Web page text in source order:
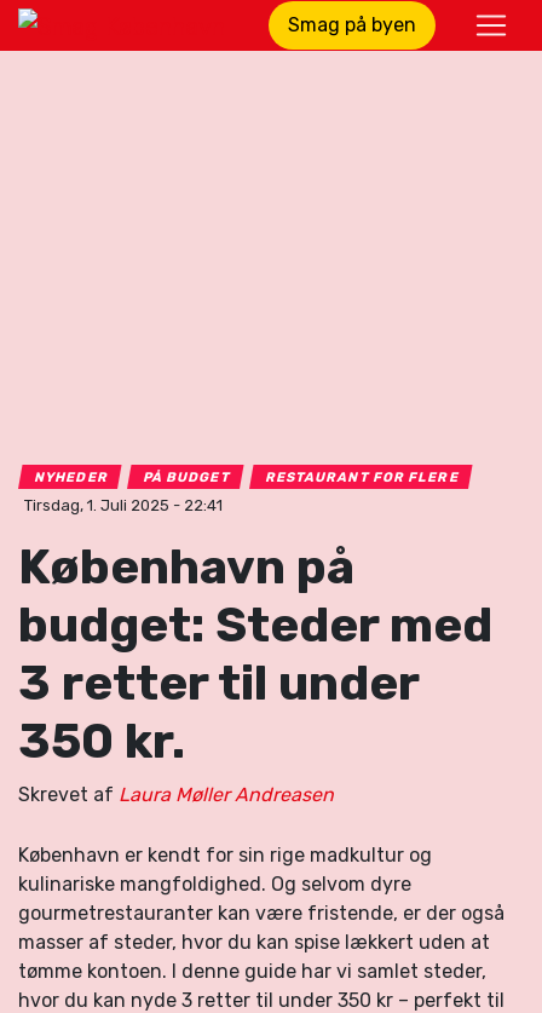
Smag på byen
NYHEDER PÅ BUDGET RESTAURANT FOR FLERE
Tirsdag, 1. Juli 2025 - 22:41
København på
budget: Steder med
3 retter til under
350 kr.
Skrevet af Laura Møller Andreasen
København er kendt for sin rige madkultur og
kulinariske mangfoldighed. Og selvom dyre
gourmetrestauranter kan være fristende, er der også
masser af steder, hvor du kan spise lækkert uden at
tømme kontoen. I denne guide har vi samlet steder,
hvor du kan nyde 3 retter til under 350 kr – perfekt til